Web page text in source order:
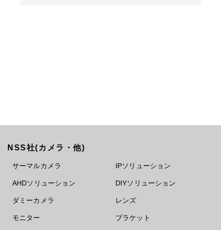
NSS社(カメラ・他)
サーマルカメラ IPソリューション
AHDソリューション DIYソリューション
ダミーカメラ レンズ
モニター ブラケット